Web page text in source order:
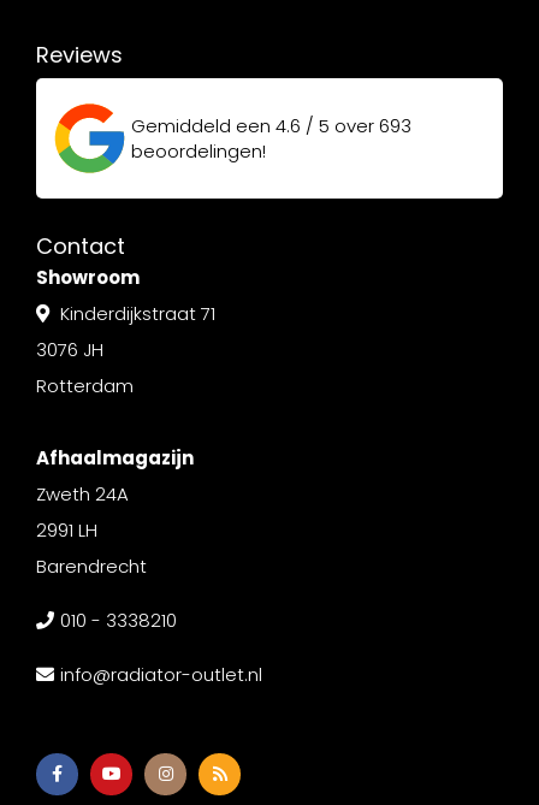
Reviews
Gemiddeld een 4.6 / 5 over693
beoordelingen!
Contact
Showroom
Kinderdijkstraat 71
3076 JH
Rotterdam
Afhaalmagazijn
Zweth 24A
2991 LH
Barendrecht
010 - 3338210
info@radiator-outlet.nl